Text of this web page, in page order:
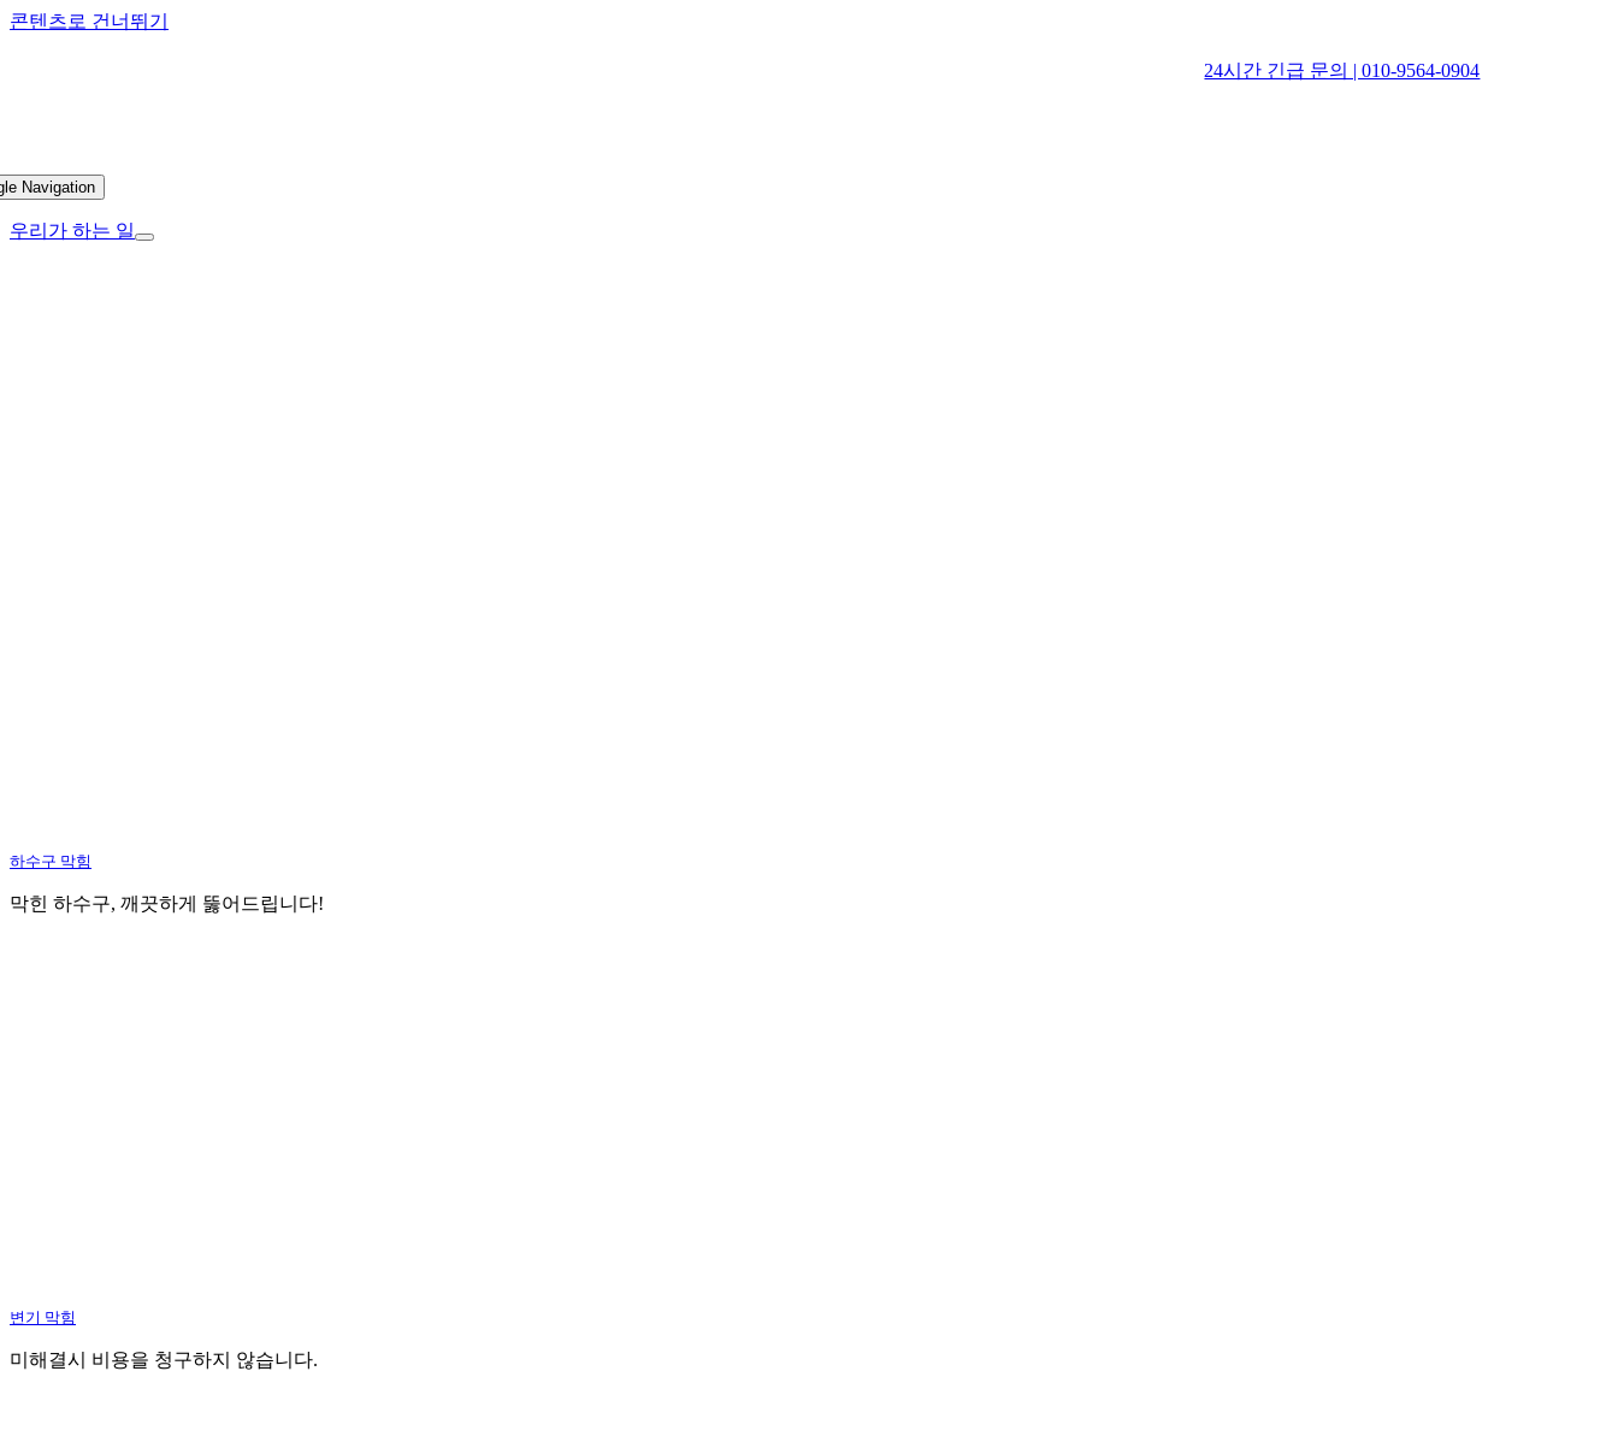
콘텐츠로 건너뛰기
24시간 긴급 문의 | 010-9564-0904
Navigation
우리가 하는 일
하수구 막힘
막힌 하수구, 깨끗하게 뚫어드립니다!
변기 막힘
미해결시 비용을 청구하지 않습니다.